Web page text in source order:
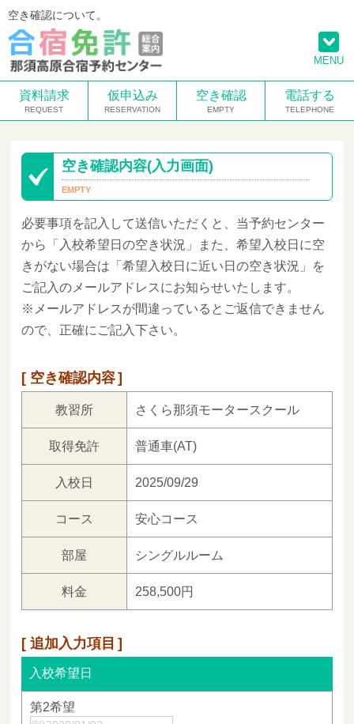
空き確認について。
資料請求 仮申込み 空き確認 電話する
空き確認内容(入力画面)
必要事項を記入して送信いただくと、当予約センター
から「入校希望日の空き状況」また、希望入校日に空
きがない場合は「希望入校日に近い日の空き状況」を
ご記入のメールアドレスにお知らせいたします。
※メールアドレスが間違っているとご返信できません
ので、正確にご記入下さい。
空き確認内容
教習所 さくら那須モータースクール
取得免許 普通車(AT)
入校日 2025/09/29
コース 安心コース
部屋 シングルルーム
料金 258,500円
追加入力項目
入校希望日
第2希望
MENU